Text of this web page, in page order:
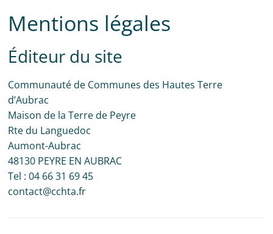
Mentions légales
Éditeur du site
Communauté de Communes des Hautes Terre
d’Aubrac
Maison de la Terre de Peyre
Rte du Languedoc
Aumont-Aubrac
48130 PEYRE EN AUBRAC
Tel : 04 66 31 69 45
contact@cchta.fr